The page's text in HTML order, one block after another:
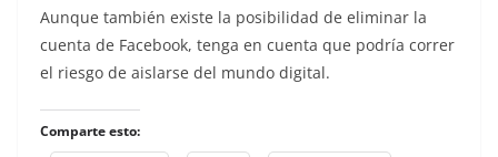
Aunque también existe la posibilidad de eliminar la
cuenta de Facebook, tenga en cuenta que podría correr
el riesgo de aislarse del mundo digital.
Comparte esto: